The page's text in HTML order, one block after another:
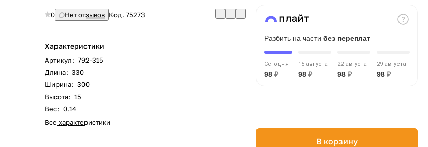
0 Нет отзывов Код.75273
Характеристики
Артикул: 792-315
Длина: 330
Ширина: 300
Высота: 15
Вес: 0.14
Все характеристики
Разбить на части без переплат
Сегодня
98 ₽
15 августа
98 ₽
22 августа
98 ₽
29 августа
98 ₽
В корзину
Добавляйте товарыв корзину
Оплачивайте сегодня только
% картой любого банка
Получайте товарвыбранный способом